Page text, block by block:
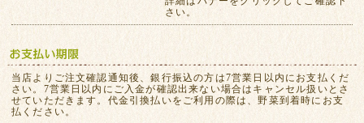
さい。
当店よりご注文確認通知後、銀行振込の方は7営業日以内にお支払くだ
さい。7営業日以内にご入金が確認出来ない場合はキャンセル扱いとさ
せていただきます。代金引換払いをご利用の際は、野菜到着時にお支
払ください。